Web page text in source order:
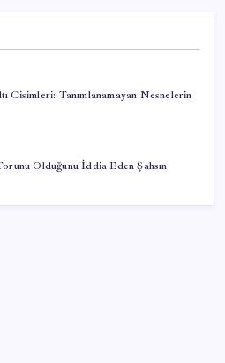
Cisimleri: Tanımlanamayan Nesnelerin
Olduğunu İddia Eden Şahsın